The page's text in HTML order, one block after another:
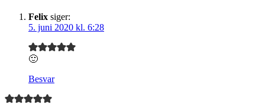
Felix siger:
5. juni 2020 kl. 6:28
🙂
Besvar